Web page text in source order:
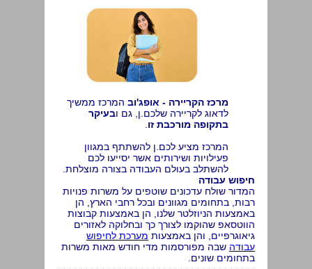
מרכז הקריירה - אופג'וב המרכז ממשיך
לדאוג לקריירה שלכם.ן, גם ובעיקר
בתקופה מורכבת זו
המרכז מציע לכם.ן להשתתף במגוון
פעילויות ושירותים אשר יסייעו לכם
להשתלב בעולם העבודה בצורה מוצלחת.
חיפוש עבודה
המדור שולח עדכונים שוטפים על משרות פנויות
רבות, בתחומים מגוונים ובכל רחבי הארץ, הן
באמצעות הניוזלטר שלנו, הן באמצעות קבוצות
הווטסאפ שהוקמו לצורך כך ובחלוקה לאזורים
גיאוגרפיים, והן באמצעות מערכת לחיפוש
עבודה שבה מפורסמות מדי חודש מאות משרות
בתחומים שונים.